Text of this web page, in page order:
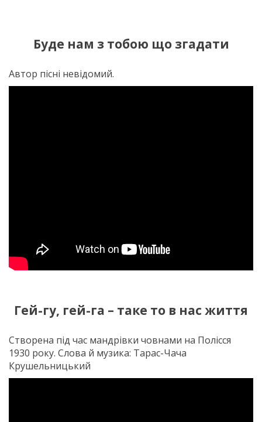
Буде нам з тобою що згадати
Автор пісні невідомий.
Гей-гу, гей-га – таке то в нас життя
Створена під час мандрівки човнами на Полісся
1930 року. Слова й музика: Тарас-Чача
Крушельницький